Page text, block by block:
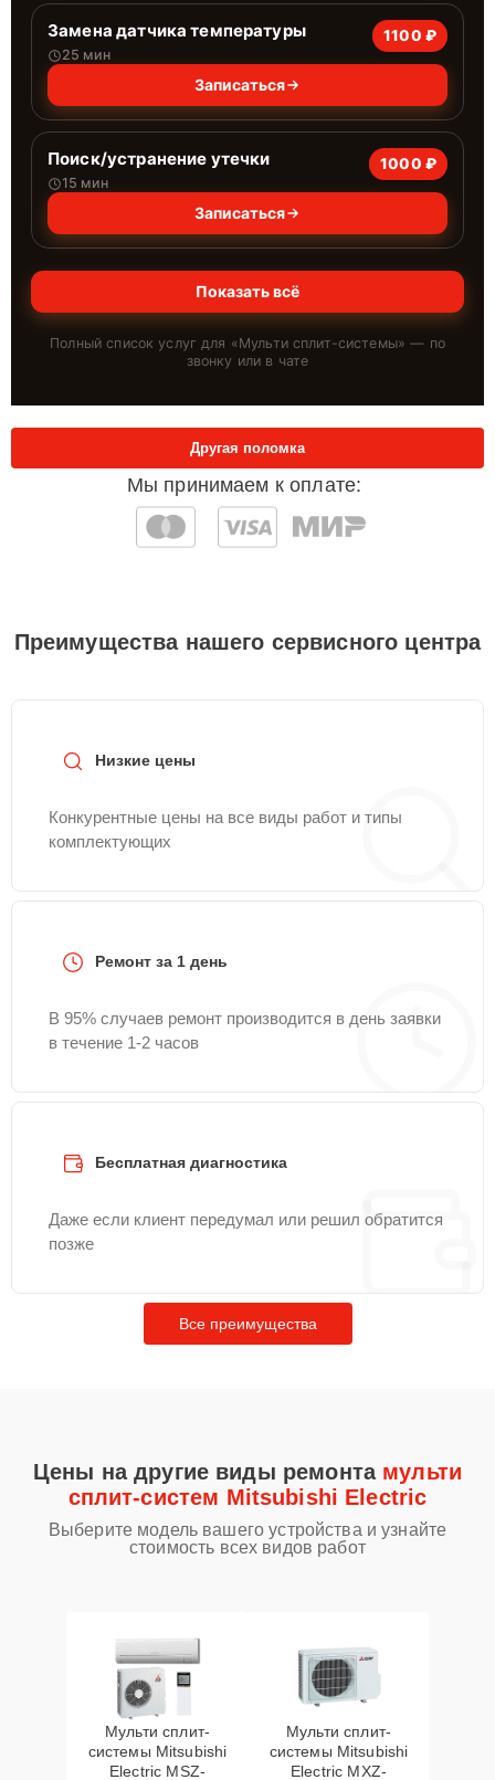
Замена датчика температуры
25 мин
1100 ₽
Записаться
Поиск/устранение утечки
15 мин
1000 ₽
Записаться
Показать всё
Полный список услуг для «Мульти сплит-системы» — по
звонку или в чате
Мы принимаем к оплате:
Другая поломка
Преимущества нашего сервисного центра
Низкие цены
Конкурентные цены на все виды работ и типы
комплектующих
Ремонт за 1 день
В 95% случаев ремонт производится в день заявки
в течение 1-2 часов
Бесплатная диагностика
Даже если клиент передумал или решил обратится
позже
Все преимущества
Цены на другие виды ремонта мульти
сплит-систем Mitsubishi Electric
Выберите модель вашего устройства и узнайте
стоимость всех видов работ
Мульти сплит-
системы Mitsubishi
Electric MSZ-
Мульти сплит-
системы Mitsubishi
Electric MXZ-